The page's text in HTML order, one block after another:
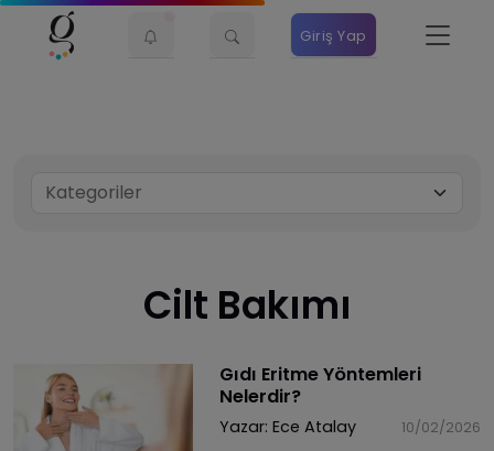
Giriş Yap
Cilt Bakımı
Gıdı Eritme Yöntemleri
Nelerdir?
Yazar: Ece Atalay 10/02/2026